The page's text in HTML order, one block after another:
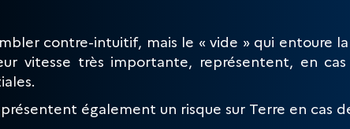
contre-intuitif, mais le « vide » qui entoure
vitesse très importante, représentent, en
également un risque sur Terre en cas